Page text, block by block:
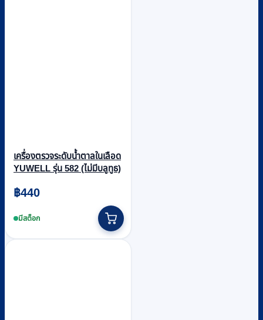
เครื่องตรวจระดับน้ำตาลในเลือด
YUWELL รุ่น 582 (ไม่มีบลูทูธ)
฿440
มีสต็อก